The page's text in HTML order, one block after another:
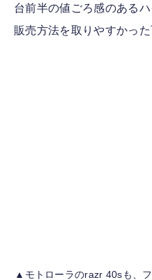
台前半の値ごろ感のある
販売方法を取りやすかった
▲モトローラのrazr 40sも、